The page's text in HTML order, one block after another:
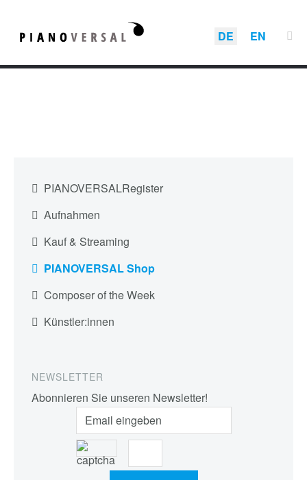
DE EN
PIANOVERSALRegister
Aufnahmen
Kauf & Streaming
PIANOVERSAL Shop
Composer of the Week
Künstler:innen
NEWSLETTER
Abonnieren Sie unseren Newsletter!